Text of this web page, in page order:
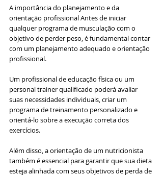
A importância do planejamento e da
orientação profissional Antes de iniciar
qualquer programa de musculação com o
objetivo de perder peso, é fundamental contar
com um planejamento adequado e orientação
profissional.
Um profissional de educação física ou um
personal trainer qualificado poderá avaliar
suas necessidades individuais, criar um
programa de treinamento personalizado e
orientá-lo sobre a execução correta dos
exercícios.
Além disso, a orientação de um nutricionista
também é essencial para garantir que sua dieta
esteja alinhada com seus objetivos de perda de